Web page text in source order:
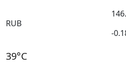
RUB
-
39°C